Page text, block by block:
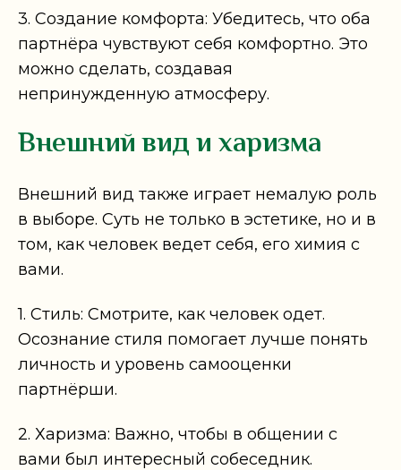
3. Создание комфорта: Убедитесь, что оба
партнёра чувствуют себя комфортно. Это
можно сделать, создавая
непринужденную атмосферу.
Внешний вид и харизма
Внешний вид также играет немалую роль
в выборе. Суть не только в эстетике, но и в
том, как человек ведет себя, его химия с
вами.
1. Стиль: Смотрите, как человек одет.
Осознание стиля помогает лучше понять
личность и уровень самооценки
партнёрши.
2. Харизма: Важно, чтобы в общении с
вами был интересный собеседник.